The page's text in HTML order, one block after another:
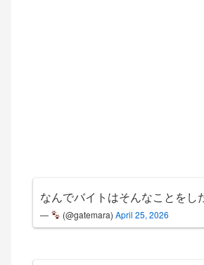
なんでバイトはそんなことをし
— (@gatemara) April 25, 2026